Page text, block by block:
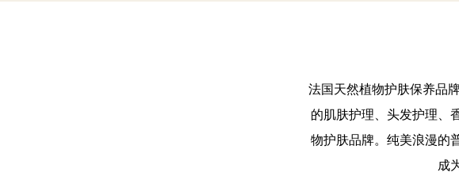
法国天然植物护肤保养品
的肌肤护理、头发护理、
物护肤品牌。纯美浪漫的
成